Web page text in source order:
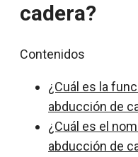
cadera?
Contenidos
¿Cuál es la
abducción de
¿Cuál es el
abducción de